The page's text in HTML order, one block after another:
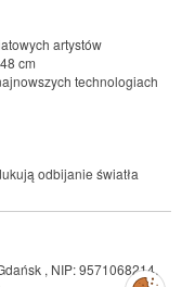
artystów
cm
technologiach
odbijanie światła
, NIP: 9571068214,
Zarządzaj
preferencjami